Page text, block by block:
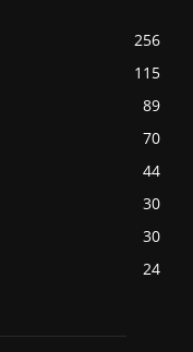
256
115
89
70
44
30
30
24